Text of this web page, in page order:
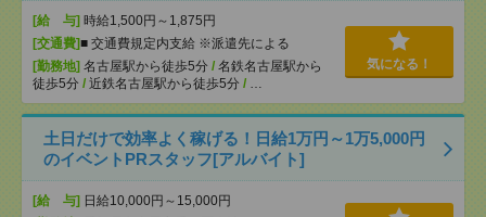
[給 与] 時給1,500円～1,875円
[交通費]■ 交通費規定内支給 ※派遣先による
[勤務地] 名古屋駅から徒歩5分 / 名鉄名古屋駅から
徒歩5分 / 近鉄名古屋駅から徒歩5分 / …
気になる！
土日だけで効率よく稼げる！日給1万円～1万5,000円
のイベントPRスタッフ[アルバイト]
[給 与] 日給10,000円～15,000円